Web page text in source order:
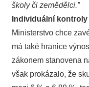
školy či zemědělci.”
Individuální
Ministerstvo chce
má také hranice
zákonem stanovena
však prokázalo, že